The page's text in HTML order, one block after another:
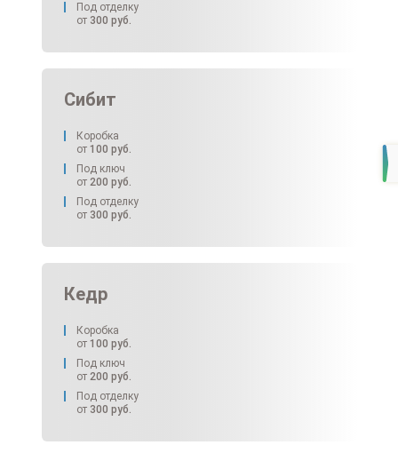
Под отделку
от 300 руб.
Сибит
Коробка
от 100 руб.
Под ключ
от 200 руб.
Под отделку
от 300 руб.
Кедр
Коробка
от 100 руб.
Под ключ
от 200 руб.
Под отделку
от 300 руб.